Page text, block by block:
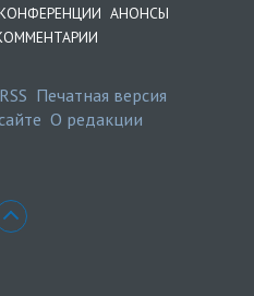
АНОНСЫ
RSS Печатная версия
О редакции